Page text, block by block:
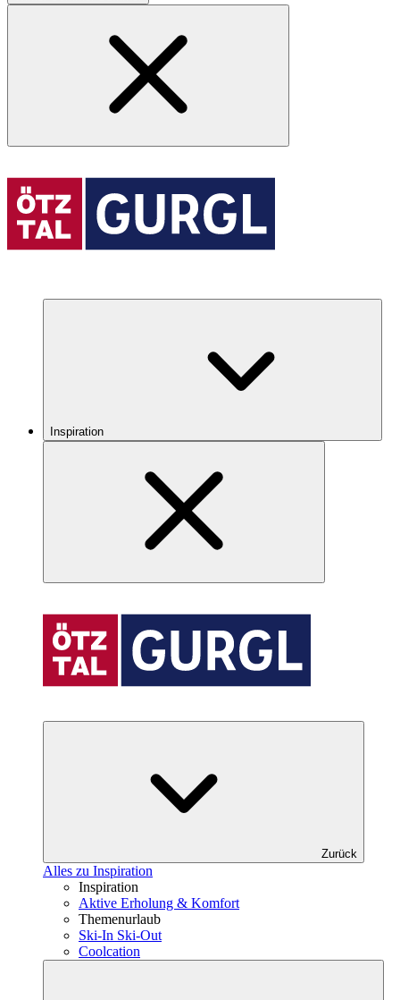
Inspiration
Zurück
Alles zu Inspiration
Inspiration
Aktive Erholung & Komfort
Themenurlaub
Ski-In Ski-Out
Coolcation